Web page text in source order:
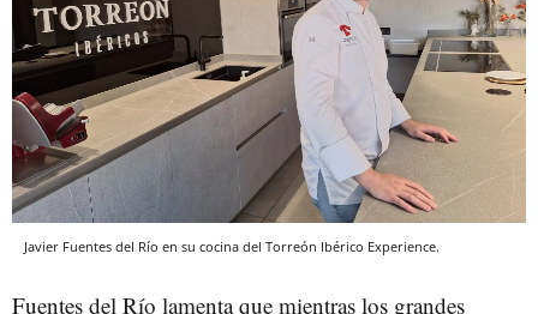
Javier Fuentes del Río en su cocina del Torreón Ibérico Experience.
Fuentes del Río lamenta que mientras los grandes